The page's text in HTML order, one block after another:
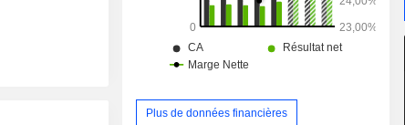
Plus de données financières